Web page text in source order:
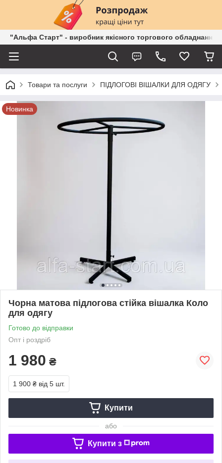
"Альфа Старт" - виробник якісного торгового обладнання
Товари та послуги ПІДЛОГОВІ ВІШАЛКИ ДЛЯ ОДЯГУ
Новинка
Чорна матова підлогова стійка вішалка Коло
для одягу
Готово до відправки
Опт і роздріб
1 980 ₴
1 900 ₴ від 5 шт.
Купити
або
Купити з